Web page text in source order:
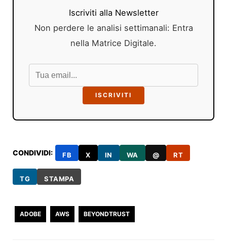
Iscriviti alla Newsletter
Non perdere le analisi settimanali: Entra
nella Matrice Digitale.
ISCRIVITI
CONDIVIDI: FB X IN WA @ RT
TG STAMPA
ADOBE AWS BEYONDTRUST